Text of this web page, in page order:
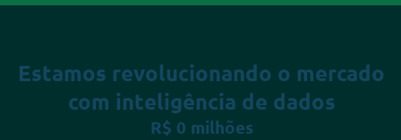
Estamos revolucionando o mercado
com inteligência de dados
R$ 0 milhões